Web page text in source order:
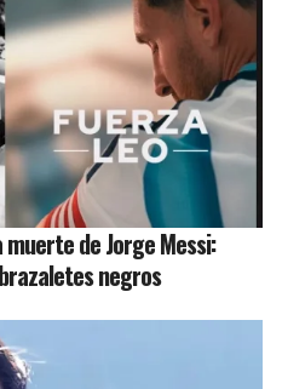
de Jorge Messi:
negros